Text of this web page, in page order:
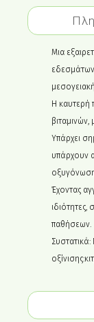
Μια
εδεσμάτων
Η καυτερή
Υπάρχει
υπάρχουν
οξυγόνωση
Έχοντας
παθήσεων.
Συστατικά: